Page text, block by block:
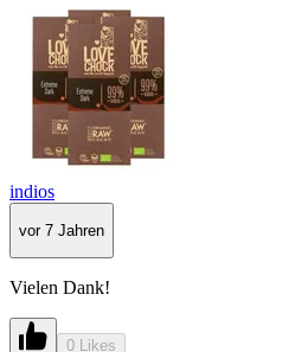
indios
vor 7 Jahren
Vielen Dank!
0 Likes